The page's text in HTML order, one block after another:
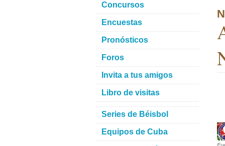
Concursos
Encuestas
Pronósticos
Foros
Invita a tus amigos
Libro de visitas
Series de Béisbol
Equipos de Cuba